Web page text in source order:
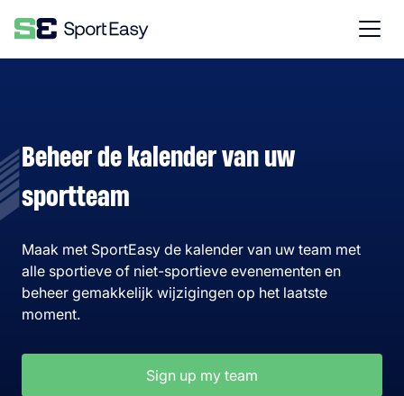
Beheer de kalender van uw
sportteam
Maak met SportEasy de kalender van uw team met
alle sportieve of niet-sportieve evenementen en
beheer gemakkelijk wijzigingen op het laatste
moment.
Sign up my team